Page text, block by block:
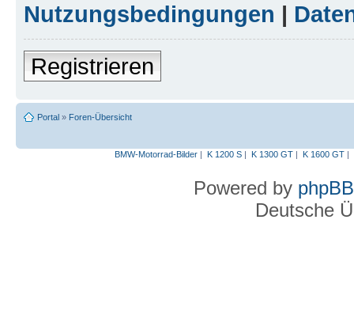
Nutzungsbedingungen |
Registrieren
Portal » Foren-Übersicht
BMW-Motorrad-Bilder| K 1200 S| K 1300 GT| K 1600 GT|
Powered by phpBB
Deutsche